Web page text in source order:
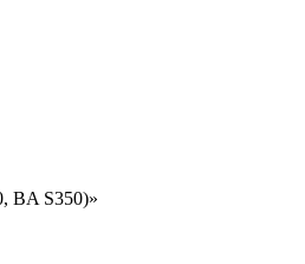
BA S350)»